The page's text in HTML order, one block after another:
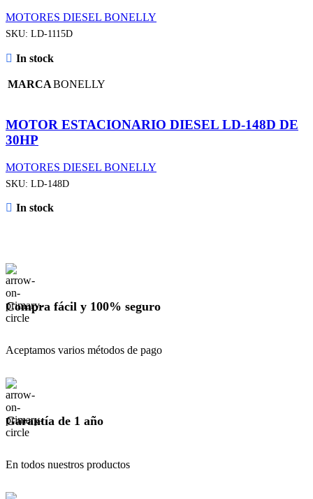
MOTORES DIESEL BONELLY
SKU: LD-1115D
In stock
MARCABONELLY
MOTOR ESTACIONARIO DIESEL LD-148D DE
30HP
MOTORES DIESEL BONELLY
SKU: LD-148D
In stock
Compra fácil y 100% seguro
Aceptamos varios métodos de pago
Garantía de 1 año
En todos nuestros productos